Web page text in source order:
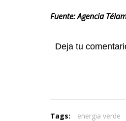
Fuente: Agencia
Deja tu
Tags: energia verde